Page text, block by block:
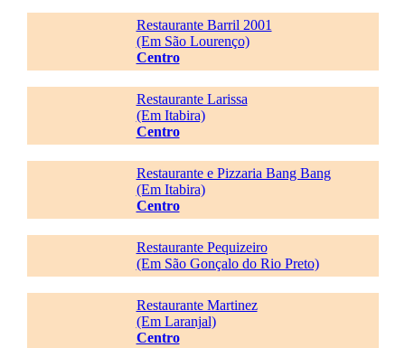
Restaurante Barril 2001
(Em São Lourenço)
Centro
Restaurante Larissa
(Em Itabira)
Centro
Restaurante e Pizzaria Bang Bang
(Em Itabira)
Centro
Restaurante Pequizeiro
(Em São Gonçalo do Rio Preto)
Restaurante Martinez
(Em Laranjal)
Centro